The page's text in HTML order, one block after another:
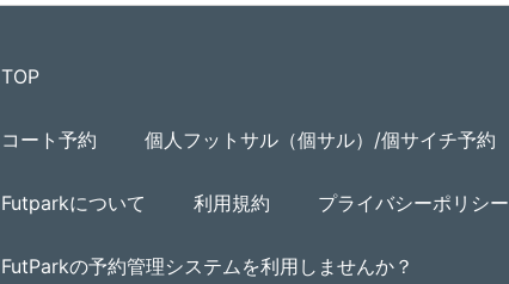
TOP
コート予約 個人フットサル（個サル）/個サイチ予約
Futparkについて 利用規約 プライバシーポリシー
FutParkの予約管理システムを利用しませんか？